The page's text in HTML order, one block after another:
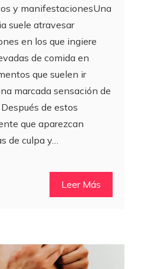
y manifestacionesUna
suele atravesar
en los que ingiere
de comida en
que suelen ir
marcada sensación de
de estos
que aparezcan
de culpa y…
Leer Más